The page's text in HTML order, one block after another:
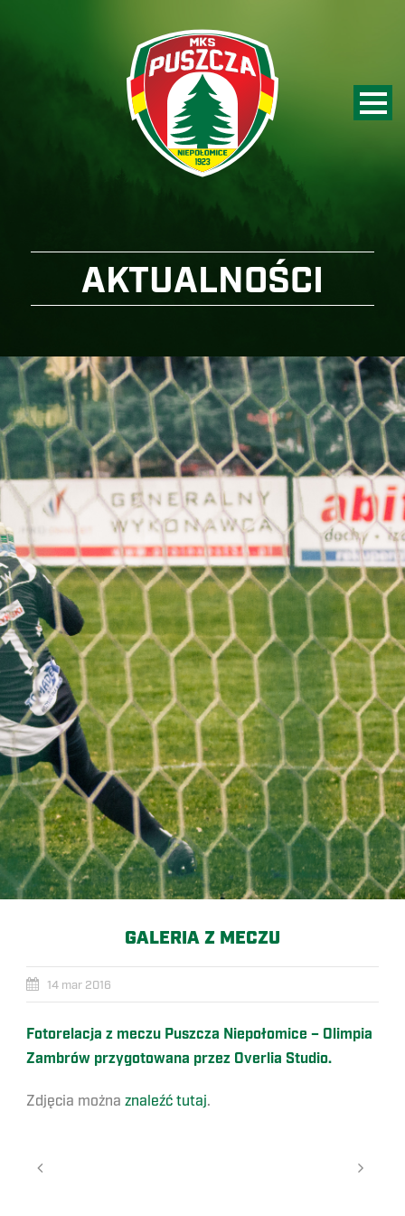
AKTUALNOŚCI
GALERIA Z MECZU
14 mar 2016
Fotorelacja z meczu Puszcza Niepołomice – Olimpia
Zambrów przygotowana przez Overlia Studio.
Zdjęcia można znaleźć tutaj.